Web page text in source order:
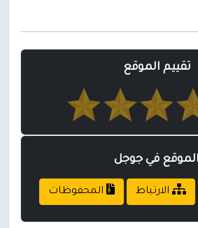
تقييم الموقع
الموقع في جوجل
الارتباط المحفوظات